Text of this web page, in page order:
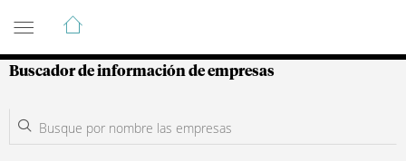
Guía de Empresas Colombianas
Buscador de información de empresas